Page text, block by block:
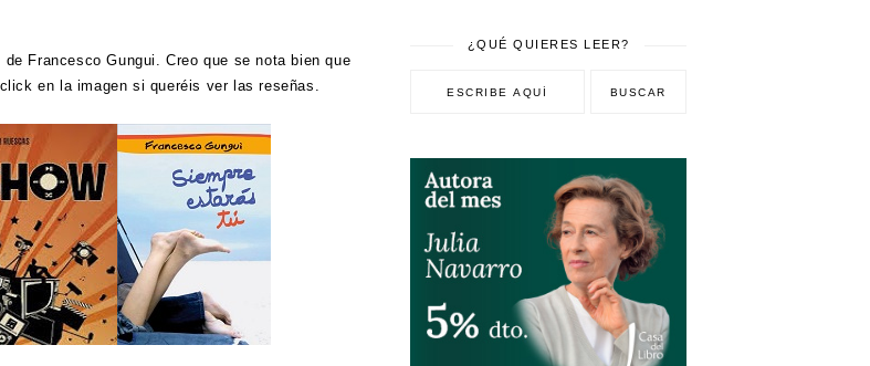
Francesco Gungui. Creo que se nota bien que
en la imagen si queréis ver las reseñas.
¿QUÉ QUIERES LEER?